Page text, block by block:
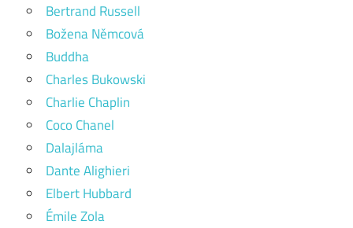
Bertrand Russell
Božena Němcová
Buddha
Charles Bukowski
Charlie Chaplin
Coco Chanel
Dalajláma
Dante Alighieri
Elbert Hubbard
Émile Zola